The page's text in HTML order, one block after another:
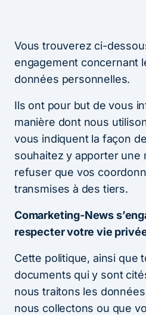
Vous trouverez ci-
engagement concernant
données personnelles.
Ils ont pour but de vous
manière dont nous
vous indiquent la façon
souhaitez y apporter une
refuser que vos
transmises à des tiers.
Comarketing-News
respecter votre vie
Cette politique, ainsi que
documents qui y sont
nous traitons les
nous collectons ou que